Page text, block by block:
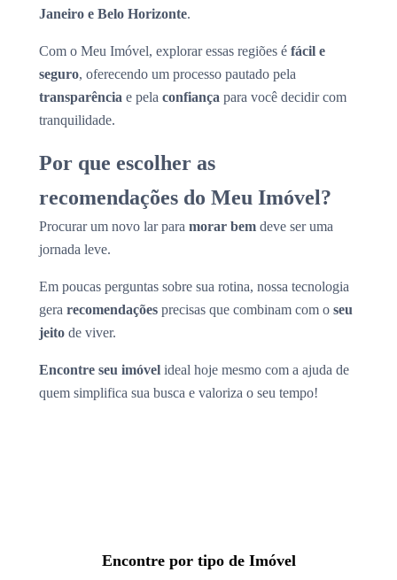
Janeiro e Belo Horizonte.
Com o Meu Imóvel, explorar essas regiões é fácil e
seguro, oferecendo um processo pautado pela
transparência e pela confiança para você decidir com
tranquilidade.
Por que escolher as
recomendações do Meu Imóvel?
Procurar um novo lar para morar bem deve ser uma
jornada leve.
Em poucas perguntas sobre sua rotina, nossa tecnologia
gera recomendações precisas que combinam com o seu
jeito de viver.
Encontre seu imóvel ideal hoje mesmo com a ajuda de
quem simplifica sua busca e valoriza o seu tempo!
Encontre por tipo de Imóvel